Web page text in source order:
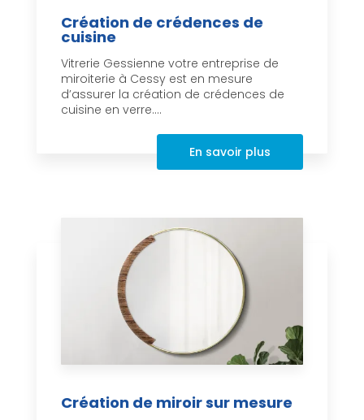
Création de crédences de
cuisine
Vitrerie Gessienne votre entreprise de
miroiterie à Cessy est en mesure
d’assurer la création de crédences de
cuisine en verre....
En savoir plus
Création de miroir sur mesure